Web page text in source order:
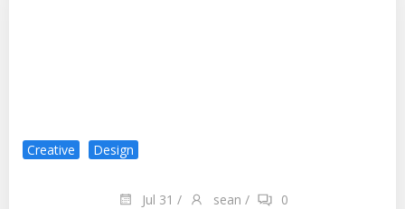
Creative Design
Jul 31 / sean / 0